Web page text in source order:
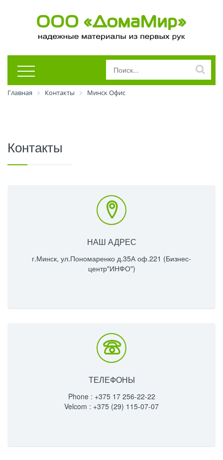
Главная Контакты Минск Офис
Контакты
НАШ АДРЕС
г.Минск, ул.Пономаренко д.35А оф.221 (Бизнес-
центр"ИНФО")
ТЕЛЕФОНЫ
Phone : +375 17 256-22-22
Velcom : +375 (29) 115-07-07